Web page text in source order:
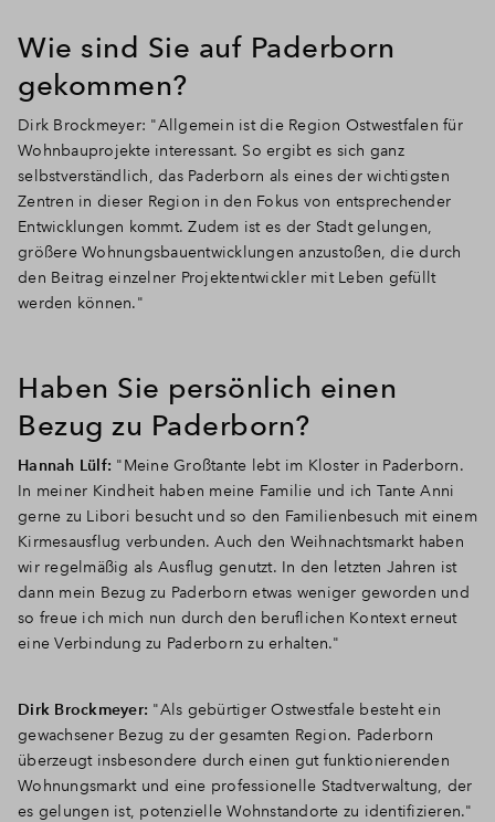
Wie sind Sie auf Paderborn
gekommen?
Dirk Brockmeyer: "Allgemein ist die Region Ostwestfalen für
Wohnbauprojekte interessant. So ergibt es sich ganz
selbstverständlich, das Paderborn als eines der wichtigsten
Zentren in dieser Region in den Fokus von entsprechender
Entwicklungen kommt. Zudem ist es der Stadt gelungen,
größere Wohnungsbauentwicklungen anzustoßen, die durch
den Beitrag einzelner Projektentwickler mit Leben gefüllt
werden können."
Haben Sie persönlich einen
Bezug zu Paderborn?
Hannah Lülf: "Meine Großtante lebt im Kloster in Paderborn.
In meiner Kindheit haben meine Familie und ich Tante Anni
gerne zu Libori besucht und so den Familienbesuch mit einem
Kirmesausflug verbunden. Auch den Weihnachtsmarkt haben
wir regelmäßig als Ausflug genutzt. In den letzten Jahren ist
dann mein Bezug zu Paderborn etwas weniger geworden und
so freue ich mich nun durch den beruflichen Kontext erneut
eine Verbindung zu Paderborn zu erhalten."
Dirk Brockmeyer: "Als gebürtiger Ostwestfale besteht ein
gewachsener Bezug zu der gesamten Region. Paderborn
überzeugt insbesondere durch einen gut funktionierenden
Wohnungsmarkt und eine professionelle Stadtverwaltung, der
es gelungen ist, potenzielle Wohnstandorte zu identifizieren."